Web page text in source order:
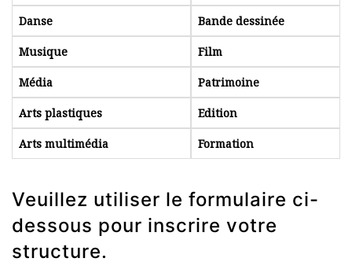
Danse Bande dessinée
Musique Film
Média Patrimoine
Arts plastiques Edition
Arts multimédia Formation
Veuillez utiliser le formulaire ci-
dessous pour inscrire votre
structure.